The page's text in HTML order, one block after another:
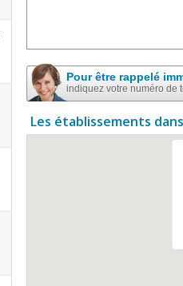
Pour être rappelé
indiquez votre numéro de
Les établissements